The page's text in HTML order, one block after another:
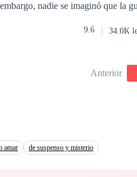
nadie se imaginó que la
más cotizado y poderoso de la
en el proceso y evitando la
9.6 34.0K
Anterior
amar de suspenso y misterio